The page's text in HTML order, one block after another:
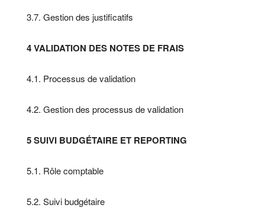
3.7. Gestion des justificatifs
4 VALIDATION DES NOTES DE FRAIS
4.1. Processus de validation
4.2. Gestion des processus de validation
5 SUIVI BUDGÉTAIRE ET REPORTING
5.1. Rôle comptable
5.2. Suivi budgétaire